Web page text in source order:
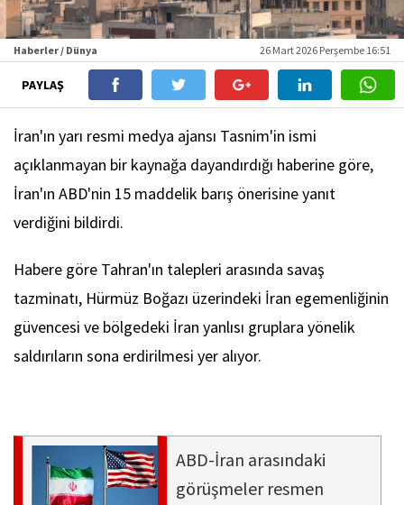
Haberler / Dünya 26 Mart 2026 Perşembe 16:51
PAYLAŞ
İran'ın yarı resmi medya ajansı Tasnim'in ismi
açıklanmayan bir kaynağa dayandırdığı haberine göre,
İran'ın ABD'nin 15 maddelik barış önerisine yanıt
verdiğini bildirdi.
Habere göre Tahran'ın talepleri arasında savaş
tazminatı, Hürmüz Boğazı üzerindeki İran egemenliğinin
güvencesi ve bölgedeki İran yanlısı gruplara yönelik
saldırıların sona erdirilmesi yer alıyor.
ABD-İran arasındaki
görüşmeler resmen